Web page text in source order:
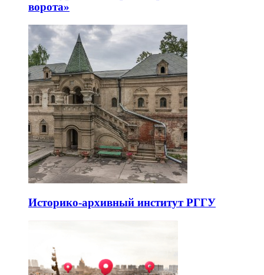
ворота»
Историко-архивный институт РГГУ